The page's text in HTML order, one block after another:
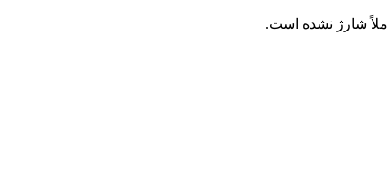
شارژ نشده است.